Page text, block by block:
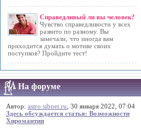
Справедливый ли вы человек?
Чувство справедливости у всех
развито по разному. Вы
замечали, что иногда вам
приходится думать о мотиве своих
поступков? Пройдите тест!
На форуме
Автор: astro.sibnet.ru , 30 января 2022, 07:04
Здесь обсуждается статья: Возможности
Хиромантии